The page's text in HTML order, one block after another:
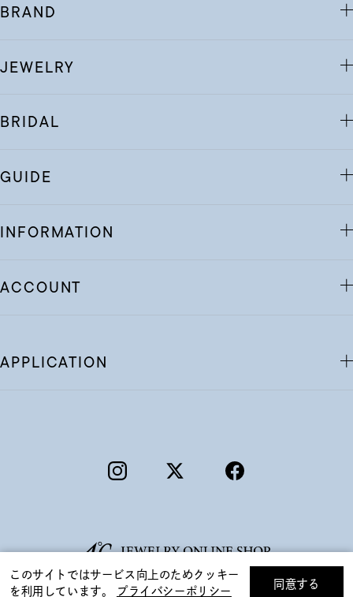
BRAND
JEWELRY
BRIDAL
GUIDE
INFORMATION
ACCOUNT
APPLICATION
このサイトではサービス向上のためクッキー
を利用しています。
プライバシーポリシー
同意する
ギフトをお探しですか？